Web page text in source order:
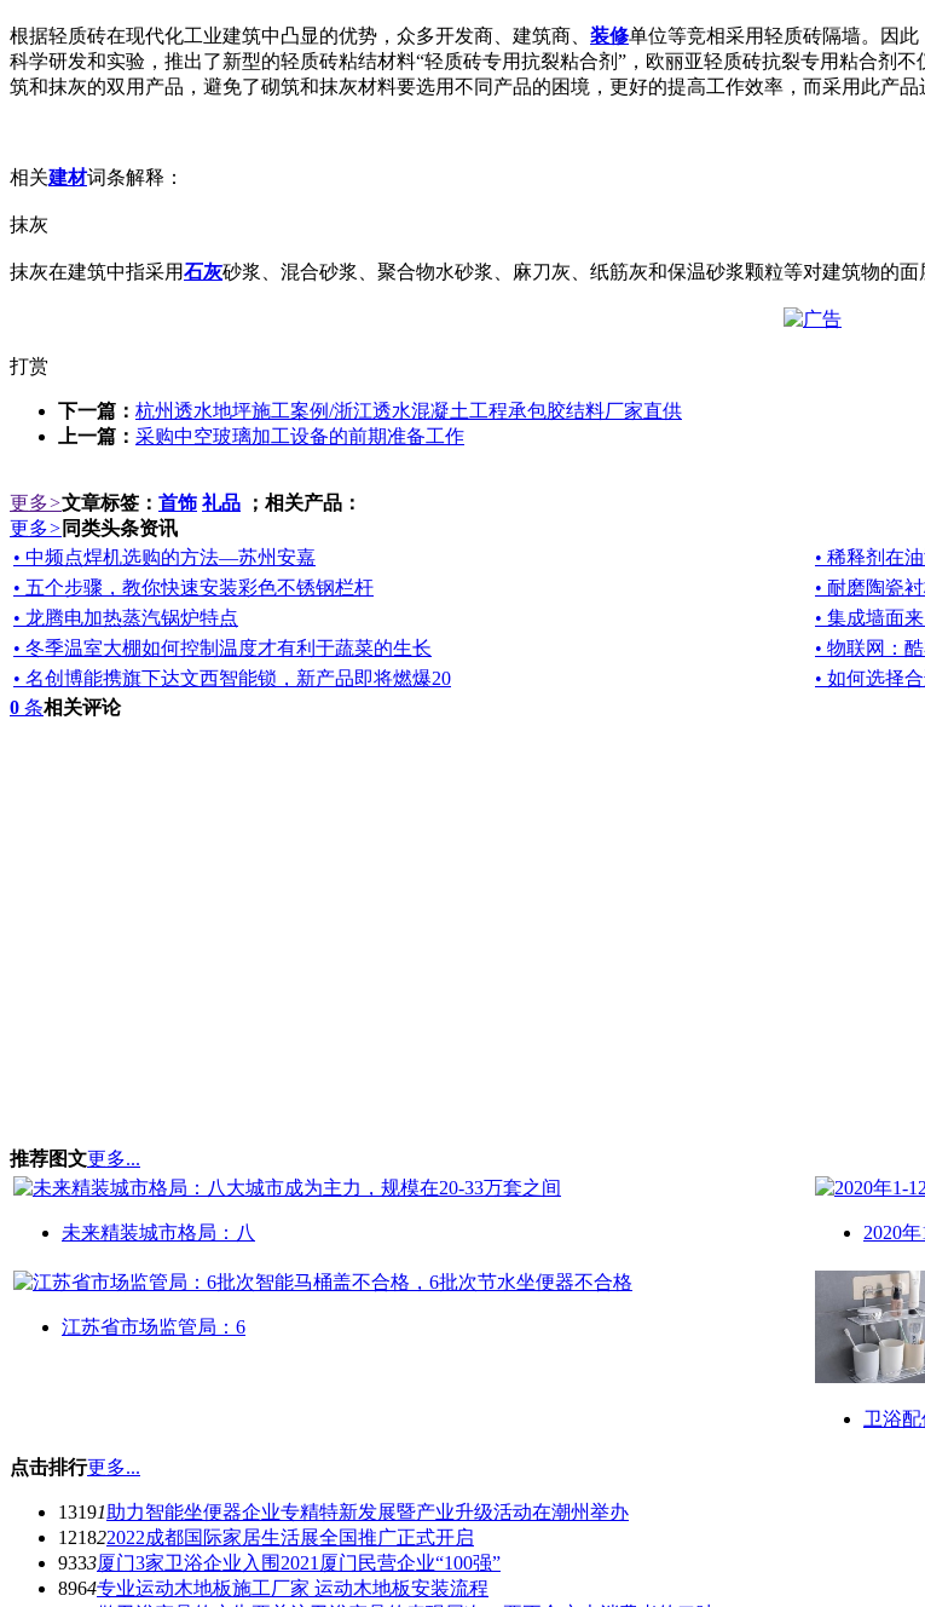
根据轻质砖在现代化工业建筑中凸显的优势，众多开发商、建筑商、 装修单位等竞相采用轻质砖隔墙。因
科学研发和实验，推出了新型的轻质砖粘结材料“轻质砖专用抗裂粘合剂”，欧丽亚轻质砖抗裂专用粘合剂
筑和抹灰的双用产品，避免了砌筑和抹灰材料要选用不同产品的困境，更好的提高工作效率，而采用此产
相关建材词条解释：
抹灰
抹灰在建筑中指采用石灰砂浆、混合砂浆、聚合物水砂浆、麻刀灰、纸筋灰和保温砂浆颗粒等对建筑物的面
打赏
下一篇： 杭州透水地坪施工案例/浙江透水混凝土工程承包胶结料厂家直供
上一篇： 采购中空玻璃加工设备的前期准备工作
更多>文章标签： 首饰 礼品 ；相关产品：
更多> 同类头条资讯
• 中频点焊机选购的方法—苏州安嘉
• 稀释剂在
• 五个步骤，教你快速安装彩色不锈钢栏杆
• 耐磨陶瓷
• 龙腾电加热蒸汽锅炉特点
• 集成墙面
• 冬季温室大棚如何控制温度才有利于蔬菜的生长
• 物联网：
• 名创博能携旗下达文西智能锁，新产品即将燃爆20
• 如何选择
0 条相关评论
推荐图文更多...
未来精装城市格局：八 2020
江苏省市场监管局：6
卫浴
点击排行更多...
13191 助力智能坐便器企业专精特新发展暨产业升级活动在潮州举办
121822022成都国际家居生活展全国推广正式开启
9333厦门3家卫浴企业入围2021厦门民营企业“100强”
8964专业运动木地板施工厂家 运动木地板安装流程